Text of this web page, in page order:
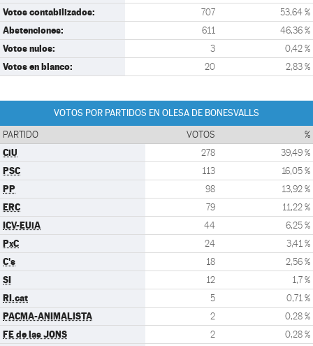
Votos contabilizados: 707 53,64 %
Abstenciones: 611 46,36 %
Votos nulos: 3 0,42 %
Votos en blanco: 20 2,83 %
VOTOS POR PARTIDOS EN OLESA DE BONESVALLS
PARTIDO VOTOS %
CiU 278 39,49 %
PSC 113 16,05 %
PP 98 13,92 %
ERC 79 11,22 %
ICV-EUiA 44 6,25 %
PxC 24 3,41 %
C's 18 2,56 %
SI 12 1,7 %
RI.cat 5 0,71 %
PACMA-ANIMALISTA 2 0,28 %
FE de las JONS 2 0,28 %